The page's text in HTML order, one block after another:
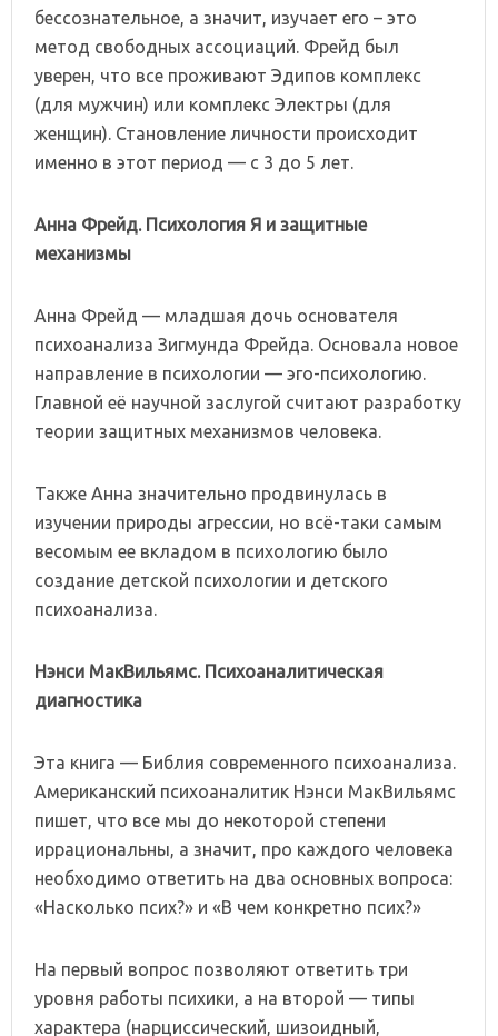
бессознательное, а значит, изучает его – это
метод свободных ассоциаций. Фрейд был
уверен, что все проживают Эдипов комплекс
(для мужчин) или комплекс Электры (для
женщин). Становление личности происходит
именно в этот период — с 3 до 5 лет.
Анна Фрейд. Психология Я и защитные
механизмы
Анна Фрейд — младшая дочь основателя
психоанализа Зигмунда Фрейда. Основала новое
направление в психологии — эго-психологию.
Главной её научной заслугой считают разработку
теории защитных механизмов человека.
Также Анна значительно продвинулась в
изучении природы агрессии, но всё-таки самым
весомым ее вкладом в психологию было
создание детской психологии и детского
психоанализа.
Нэнси МакВильямс. Психоаналитическая
диагностика
Эта книга — Библия современного психоанализа.
Американский психоаналитик Нэнси МакВильямс
пишет, что все мы до некоторой степени
иррациональны, а значит, про каждого человека
необходимо ответить на два основных вопроса:
«Насколько псих?» и «В чем конкретно псих?»
На первый вопрос позволяют ответить три
уровня работы психики, а на второй — типы
характера (нарциссический, шизоидный,